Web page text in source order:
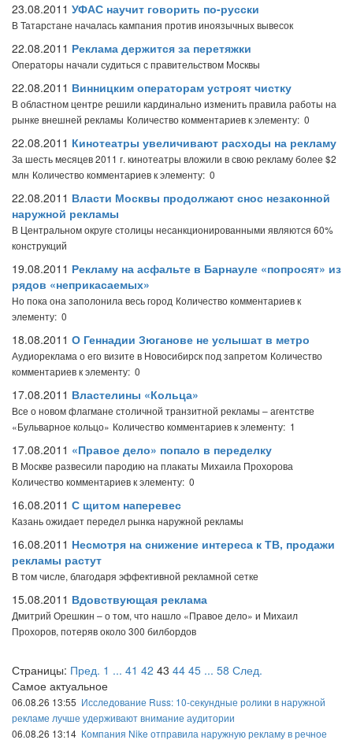
23.08.2011 УФАС научит говорить по-русски
В Татарстане началась кампания против иноязычных вывесок
22.08.2011 Реклама держится за перетяжки
Операторы начали судиться с правительством Москвы
22.08.2011 Винницким операторам устроят чистку
В областном центре решили кардинально изменить правила работы на
рынке внешней рекламы Количество комментариев к элементу: 0
22.08.2011 Кинотеатры увеличивают расходы на рекламу
За шесть месяцев 2011 г. кинотеатры вложили в свою рекламу более $2
млн Количество комментариев к элементу: 0
22.08.2011 Власти Москвы продолжают снос незаконной
наружной рекламы
В Центральном округе столицы несанкционированными являются 60%
конструкций
19.08.2011 Рекламу на асфальте в Барнауле «попросят» из
рядов «неприкасаемых»
Но пока она заполонила весь город Количество комментариев к
элементу: 0
18.08.2011 О Геннадии Зюганове не услышат в метро
Аудиореклама о его визите в Новосибирск под запретом Количество
комментариев к элементу: 0
17.08.2011 Властелины «Кольца»
Все о новом флагмане столичной транзитной рекламы – агентстве
«Бульварное кольцо» Количество комментариев к элементу: 1
17.08.2011 «Правое дело» попало в переделку
В Москве развесили пародию на плакаты Михаила Прохорова
Количество комментариев к элементу: 0
16.08.2011 С щитом наперевес
Казань ожидает передел рынка наружной рекламы
16.08.2011 Несмотря на снижение интереса к ТВ, продажи
рекламы растут
В том числе, благодаря эффективной рекламной сетке
15.08.2011 Вдовствующая реклама
Дмитрий Орешкин – о том, что нашло «Правое дело» и Михаил
Прохоров, потеряв около 300 билбордов
Страницы: Пред. 1 ... 41 42 43 44 45 ... 58 След.
Самое актуальное
06.08.26 13:55 Исследование Russ: 10-секундные ролики в наружной
рекламе лучше удерживают внимание аудитории
06.08.26 13:14 Компания Nike отправила наружную рекламу в речное